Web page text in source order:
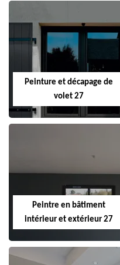
Peinture et décapage de
volet 27
Peintre en bâtiment
intérieur et extérieur 27